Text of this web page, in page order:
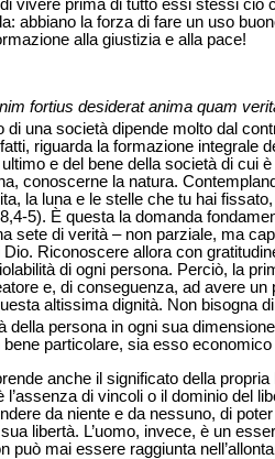
vivere prima di tutto essi stessi ciò
abbiano la forza di fare un uso
alla giustizia e alla pace!
fortius desiderat anima quam
di una società dipende molto dal
riguarda la formazione integrale
e del bene della società di cui
conoscerne la natura.
la luna e le stelle che tu hai
8,4-5). È questa la domanda
sete di verità – non parziale, ma
Riconoscere allora con
di ogni persona. Perciò, la
e, di conseguenza, ad avere
altissima dignità. Non bisogna
della persona in ogni sua
particolare, sia esso
anche il significato della
di vincoli o il dominio del
da niente e da nessuno, di
libertà. L’uomo, invece, è un
può mai essere raggiunta